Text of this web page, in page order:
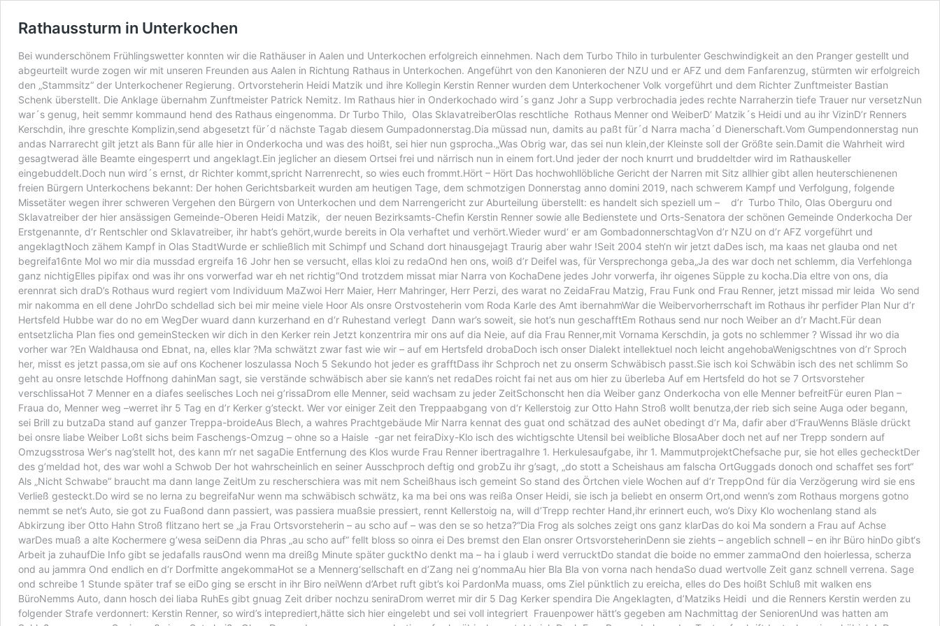
Rathaussturm in Unterkochen
Bei wunderschönem Frühlingswetter konnten wir die Rathäuser in Aalen und Unterkochen erfolgreich einnehmen. Nach dem Turbo Thilo in turbulenter Geschwindigkeit an den Pranger gestellt und
abgeurteilt wurde zogen wir mit unseren Freunden aus Aalen in Richtung Rathaus in Unterkochen. Angeführt von den Kanonieren der NZU und er AFZ und dem Fanfarenzug, stürmten wir erfolgreich
den „Stammsitz“ der Unterkochener Regierung. Ortvorsteherin Heidi Matzik und ihre Kollegin Kerstin Renner wurden dem Unterkochener Volk vorgeführt und dem Richter Zunftmeister Bastian
Schenk überstellt. Die Anklage übernahm Zunftmeister Patrick Nemitz. Im Rathaus hier in Onderkochado wird´s ganz Johr a Supp verbrochadia jedes rechte Narraherzin tiefe Trauer nur versetzNun
war´s genug, heit semmr kommaund hend des Rathaus eingenomma. Dr Turbo Thilo, Olas SklavatreiberOlas reschtliche Rothaus Menner ond WeiberD‘ Matzik´s Heidi und au ihr VizinD’r Renners
Kerschdin, ihre greschte Komplizin,send abgesetzt für´d nächste Tagab diesem Gumpadonnerstag.Dia müssad nun, damits au paßt für´d Narra macha´d Dienerschaft.Vom Gumpendonnerstag nun
andas Narrarecht gilt jetzt als Bann für alle hier in Onderkocha und was des hoißt, sei hier nun gsprocha.„Was Obrig war, das sei nun klein,der Kleinste soll der Größte sein.Damit die Wahrheit wird
gesagtwerad älle Beamte eingesperrt und angeklagt.Ein jeglicher an diesem Ortsei frei und närrisch nun in einem fort.Und jeder der noch knurrt und bruddeltder wird im Rathauskeller
eingebuddelt.Doch nun wird´s ernst, dr Richter kommt,spricht Narrenrecht, so wies euch frommt.Hört – Hört Das hochwohllöbliche Gericht der Narren mit Sitz allhier gibt allen heuterschienenen
freien Bürgern Unterkochens bekannt: Der hohen Gerichtsbarkeit wurden am heutigen Tage, dem schmotzigen Donnerstag anno domini 2019, nach schwerem Kampf und Verfolgung, folgende
Missetäter wegen ihrer schweren Vergehen den Bürgern von Unterkochen und dem Narrengericht zur Aburteilung überstellt: es handelt sich speziell um – d’r Turbo Thilo, Olas Oberguru ond
Sklavatreiber der hier ansässigen Gemeinde-Oberen Heidi Matzik, der neuen Bezirksamts-Chefin Kerstin Renner sowie alle Bedienstete und Orts-Senatora der schönen Gemeinde Onderkocha Der
Erstgenannte, d‘r Rentschler ond Sklavatreiber, ihr habt’s gehört,wurde bereits in Ola verhaftet und verhört.Wieder wurd‘ er am GombadonnerschtagVon d’r NZU on d’r AFZ vorgeführt und
angeklagtNoch zähem Kampf in Olas StadtWurde er schließlich mit Schimpf und Schand dort hinausgejagt Traurig aber wahr !Seit 2004 steh‘n wir jetzt daDes isch, ma kaas net glauba ond net
begreifa16nte Mol wo mir dia mussdad ergreifa 16 Johr hen se versucht, ellas kloi zu redaOnd hen ons, woiß d’r Deifel was, für Versprechonga geba„Ja des war doch net schlemm, dia Verfehlonga
ganz nichtigElles pipifax ond was ihr ons vorwerfad war eh net richtig“Ond trotzdem missat miar Narra von KochaDene jedes Johr vorwerfa, ihr oigenes Süpple zu kocha.Dia eltre von ons, dia
erennrat sich draD’s Rothaus wurd regiert vom Individuum MaZwoi Herr Maier, Herr Mahringer, Herr Perzi, des warat no ZeidaFrau Matzig, Frau Funk ond Frau Renner, jetzt missad mir leida Wo send
mir nakomma en ell dene JohrDo schdellad sich bei mir meine viele Hoor Als onsre Orstvosteherin vom Roda Karle des Amt ibernahmWar die Weibervorherrschaft im Rothaus ihr perfider Plan Nur d’r
Hertsfeld Hubbe war do no em WegDer wuard dann kurzerhand en d‘r Ruhestand verlegt Dann war’s soweit, sie hot’s nun geschafftEm Rothaus send nur noch Weiber an d’r Macht.Für dean
entsetzlicha Plan fies ond gemeinStecken wir dich in den Kerker rein Jetzt konzentrira mir ons auf dia Neie, auf dia Frau Renner,mit Vornama Kerschdin, ja gots no schlemmer ? Wissad ihr wo dia
vorher war ?En Waldhausa ond Ebnat, na, elles klar ?Ma schwätzt zwar fast wie wir – auf em Hertsfeld drobaDoch isch onser Dialekt intellektuel noch leicht angehobaWenigschtnes von d’r Sproch
her, misst es jetzt passa,om sie auf ons Kochener loszulassa Noch 5 Sekundo hot jeder es grafftDass ihr Schproch net zu onserm Schwäbisch passt.Sie isch koi Schwäbin isch des net schlimm So
geht au onsre letschde Hoffnong dahinMan sagt, sie verstände schwäbisch aber sie kann’s net redaDes roicht fai net aus om hier zu überleba Auf em Hertsfeld do hot se 7 Ortsvorsteher
verschlissaHot 7 Menner en a diafes seelisches Loch nei g’rissaDrom elle Menner, seid wachsam zu jeder ZeitSchonscht hen dia Weiber ganz Onderkocha von elle Menner befreitFür euren Plan –
Fraua do, Menner weg –werret ihr 5 Tag en d’r Kerker g’steckt. Wer vor einiger Zeit den Treppaabgang von d‘r Kellerstoig zur Otto Hahn Stroß wollt benutza,der rieb sich seine Auga oder begann,
sei Brill zu butzaDa stand auf ganzer Treppa-broideAus Blech, a wahres Prachtgebäude Mir Narra kennat des guat ond schätzad des auNet obedingt d’r Ma, dafir aber d‘FrauWenns Bläsle drückt
bei onsre liabe Weiber Loßt sichs beim Faschengs-Omzug – ohne so a Haisle -gar net feiraDixy-Klo isch des wichtigschte Utensil bei weibliche BlosaAber doch net auf ner Trepp sondern auf
Omzugsstrosa Wer‘s nag’stellt hot, des kann m‘r net sagaDie Entfernung des Klos wurde Frau Renner ibertragaIhre 1. Herkulesaufgabe, ihr 1. MammutprojektChefsache pur, sie hot elles gechecktDer
des g’meldad hot, des war wohl a Schwob Der hot wahrscheinlich en seiner Ausschproch deftig ond grobZu ihr g’sagt, „do stott a Scheishaus am falscha OrtGuggads donoch ond schaffet ses fort“
Als „Nicht Schwabe“ braucht ma dann lange ZeitUm zu rescherschiera was mit nem Scheißhaus isch gemeint So stand des Örtchen viele Wochen auf d’r TreppOnd für dia Verzögerung wird sie ens
Verließ gesteckt.Do wird se no lerna zu begreifaNur wenn ma schwäbisch schwätz, ka ma bei ons was reißa Onser Heidi, sie isch ja beliebt en onserm Ort,ond wenn’s zom Rothaus morgens gotno
nemmt se net’s Auto, sie got zu Fuaßond dann passiert, was passiera muaßsie pressiert, rennt Kellerstoig na, will d’Trepp rechter Hand,ihr erinnert euch, wo’s Dixy Klo wochenlang stand als
Abkirzung iber Otto Hahn Stroß flitzano hert se „ja Frau Ortsvorsteherin – au scho auf – was den se so hetza?“Dia Frog als solches zeigt ons ganz klarDas do koi Ma sondern a Frau auf Achse
warDes muaß a alte Kochermere g’wesa seiDenn dia Phras „au scho auf“ fellt bloss so oinra ei Des bremst den Elan onsrer OrtsvorsteherinDenn sie ziehts – angeblich schnell – en ihr Büro hinDo gibt‘s
Arbeit ja zuhaufDie Info gibt se jedafalls rausOnd wenn ma dreißg Minute später gucktNo denkt ma – ha i glaub i werd verrucktDo standat die boide no emmer zammaOnd den hoierlessa, scherza
ond au jammra Ond endlich en d‘r Dorfmitte angekommaHot se a Mennerg‘sellschaft en d’Zang nei g’nommaAu hier Bla Bla von vorna nach hendaSo duad wertvolle Zeit ganz schnell verrena. Sage
ond schreibe 1 Stunde später traf se eiDo ging se erscht in ihr Biro neiWenn d’Arbet ruft gibt’s koi PardonMa muass, oms Ziel pünktlich zu ereicha, elles do Des hoißt Schluß mit walken ens
BüroNemms Auto, dann hosch dei liaba RuhEs gibt gnuag Zeit driber nochzu seniraDrom werret mir dir 5 Dag Kerker spendira Die Angeklagten, d’Matziks Heidi und die Renners Kerstin werden zu
folgender Strafe verdonnert: Kerstin Renner, so wird’s inteprediert,hätte sich hier eingelebt und sei voll integriert Frauenpower hätt’s gegeben am Nachmittag der SeniorenUnd was hatten am